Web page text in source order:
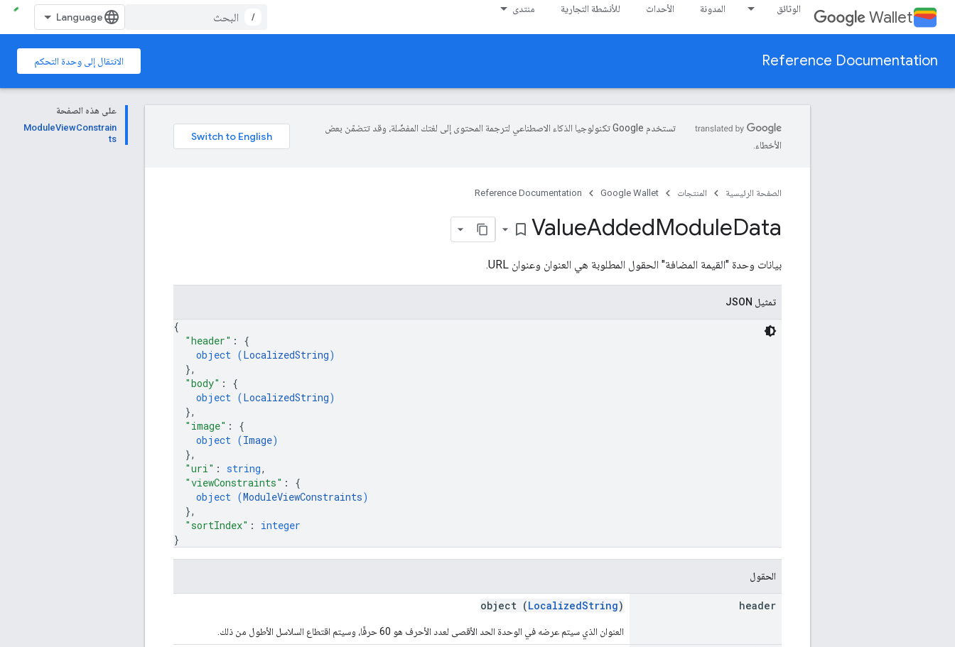
Wallet الوثائق المدونة الأحداث للأنشطة التجارية منتدى
/
Reference Documentation الانتقال إلى وحدة التحكم
على هذه الصفحة
ModuleViewConstrain
ts
تستخدم Google تكنولوجيا الذكاء الاصطناعي لترجمة المحتوى إلى لغتك المفضّلة، وقد تتضمّن بعض
الأخطاء.
الصفحة الرئيسية المنتجات Google Wallet
Reference Documentation
ValueAddedModuleData
bookmark_border
بيانات وحدة "القيمة المضافة" الحقول المطلوبة هي العنوان وعنوان URL.
تمثيل JSON
{
"header" : {
object (LocalizedString)
},
"body" : {
object (LocalizedString)
},
"image" : {
object (Image)
},
"uri" : string,
"viewConstraints" : {
object (ModuleViewConstraints)
},
"sortIndex" : integer
}
الحقول
header
object (LocalizedString)
العنوان الذي سيتم عرضه في الوحدة الحد الأقصى لعدد الأحرف هو 60 حرفًا، وسيتم اقتطاع السلاسل الأطول من ذلك.